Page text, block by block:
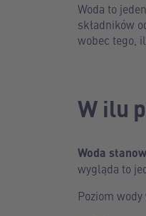
Woda to
składników
wobec tego,
W ilu
Woda
wygląda to
Poziom